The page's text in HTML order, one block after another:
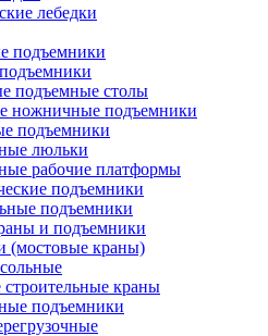
лебедки
подъемники
подъемные столы
ножничные подъемники
подъемники
люльки
рабочие платформы
подъемники
подъемники
и подъемники
(мостовые краны)
краны
подъемники